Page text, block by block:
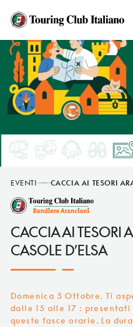
EVENTI CACCIA AI TESORI
CACCIA AI TESORI
CASOLE D’ELSA
Domenica 5 Ottobre. Ti
dalle 15 alle 17 :
queste fasce orarie. La